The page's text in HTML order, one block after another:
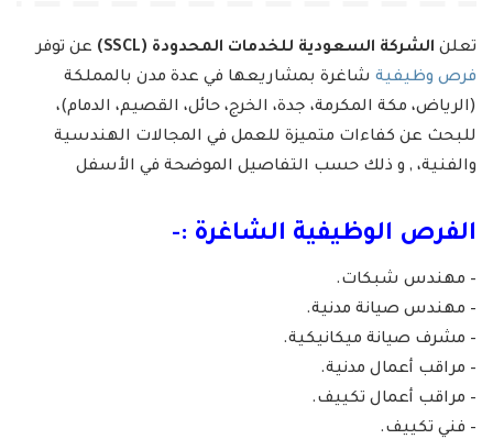
تعلن الشركة السعودية للخدمات المحدودة (SSCL)
عن توفر
فرص وظيفية شاغرة بمشاريعها في عدة مدن بالمملكة
(الرياض، مكة المكرمة، جدة، الخرج، حائل، القصيم، الدمام)،
للبحث عن كفاءات متميزة للعمل في المجالات الهندسية
والفنية، , و ذلك حسب التفاصيل الموضحة في الأسفل
الفرص الوظيفية الشاغرة :-
– مهندس شبكات.
– مهندس صيانة مدنية.
– مشرف صيانة ميكانيكية.
– مراقب أعمال مدنية.
– مراقب أعمال تكييف.
– فني تكييف.